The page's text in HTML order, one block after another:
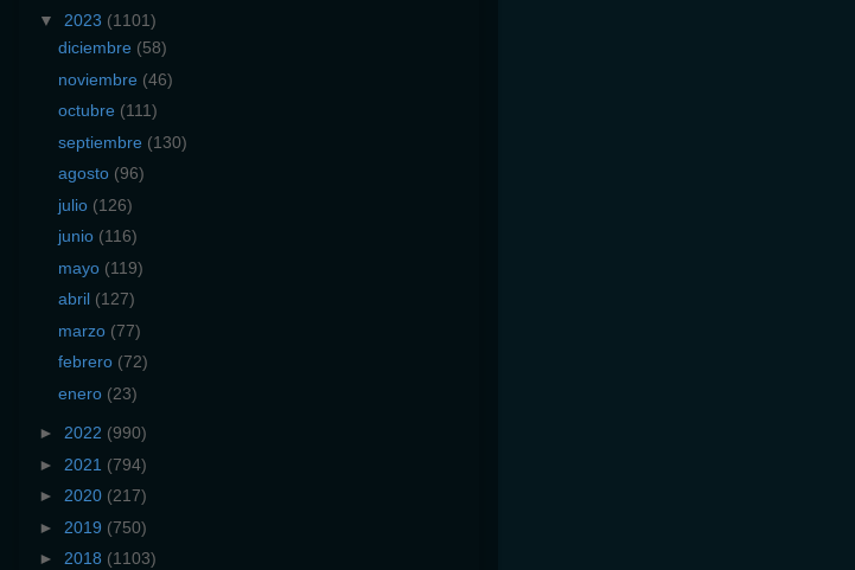
▼ 2023 (1101)
diciembre (58)
noviembre (46)
octubre (111)
septiembre (130)
agosto (96)
julio (126)
junio (116)
mayo (119)
abril (127)
marzo (77)
febrero (72)
enero (23)
► 2022 (990)
► 2021 (794)
► 2020 (217)
► 2019 (750)
► 2018 (1103)